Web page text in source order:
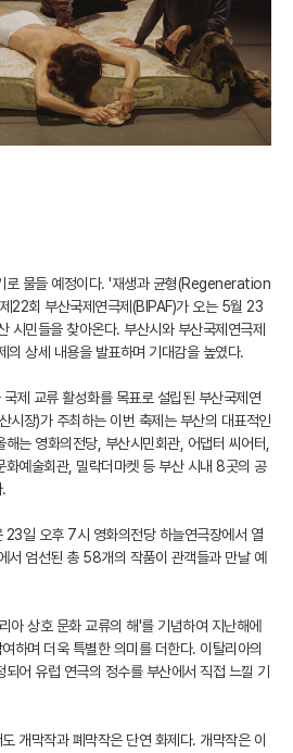
로 물들 예정이다. '재생과 균형(Regeneration
22회 부산국제연극제(BIPAF)가 오는 5월 23
시민들을 찾아온다. 부산시와 부산국제연극제
의 상세 내용을 발표하며 기대감을 높였다.
제 교류 활성화를 목표로 설립된 부산국제연
시장)가 주최하는 이번 축제는 부산의 대표적인
는 영화의전당, 부산시민회관, 어댑터 씨어터,
화예술회관, 밀락더마켓 등 부산 시내 8곳의 공
23일 오후 7시 영화의전당 하늘연극장에서 열
서 엄선된 총 58개의 작품이 관객들과 만날 예
아 상호 문화 교류의 해'를 기념하여 지난해에
하며 더욱 특별한 의미를 더한다. 이탈리아의
어 유럽 연극의 정수를 부산에서 직접 느낄 기
개막작과 폐막작은 단연 화제다. 개막작은 이